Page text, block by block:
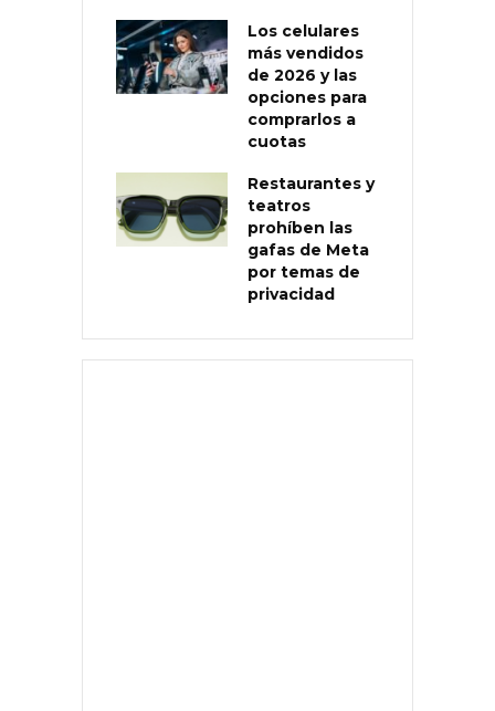
Los celulares
más vendidos
de 2026 y las
opciones para
comprarlos a
cuotas
Restaurantes y
teatros
prohíben las
gafas de Meta
por temas de
privacidad